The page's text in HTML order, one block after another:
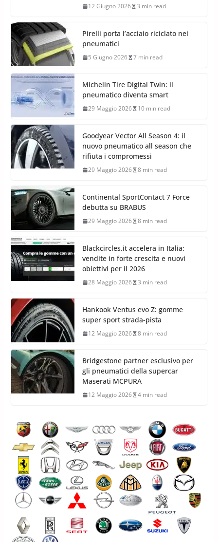
12 Giugno 2026 3 min read
Pirelli porta l’acciaio riciclato nei
pneumatici
5 Giugno 2026 7 min read
Michelin Tire Digital Twin: il
pneumatico diventa smart
29 Maggio 2026 10 min read
Goodyear Vector All Season 4: il
nuovo pneumatico all season che
rifiuta i compromessi
29 Maggio 2026 8 min read
Continental SportContact 7 Force
debutta su BRABUS
29 Maggio 2026 8 min read
Blackcircles.it accelera in Italia:
vendite in forte crescita e nuovi
obiettivi per il 2026
28 Maggio 2026 3 min read
Hankook Ventus evo Z: gomme
super sport strada-pista
12 Maggio 2026 8 min read
Bridgestone partner esclusivo per
gli pneumatici della supercar
Maserati MCPURA
12 Maggio 2026 4 min read